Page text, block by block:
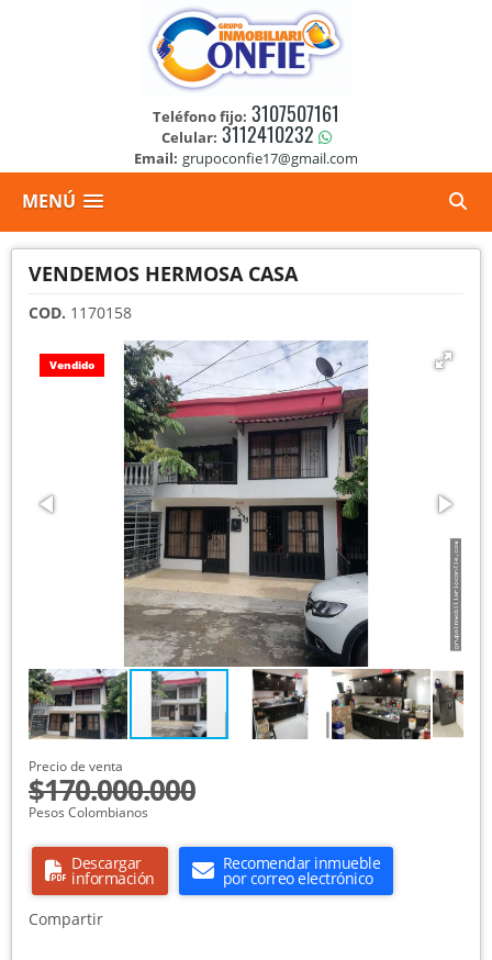
Teléfono fijo: 3107507161
Celular: 3112410232
Email: grupoconfie17@gmail.com
MENÚ
VENDEMOS HERMOSA CASA
COD. 1170158
Vendido
Precio de venta
$170.000.000
Pesos Colombianos
Descargar
información
Recomendar inmueble
por correo electrónico
Compartir